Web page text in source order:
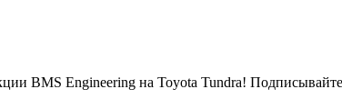
BMS Engineering на Toyota Tundra!